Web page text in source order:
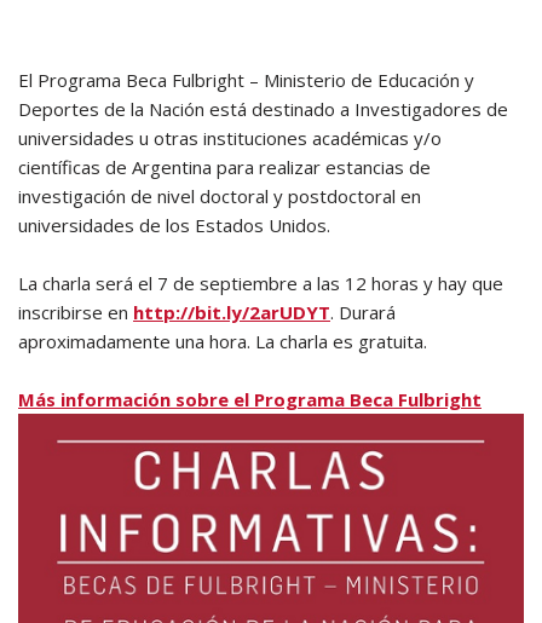
El Programa Beca Fulbright – Ministerio de Educación y
Deportes de la Nación está destinado a Investigadores de
universidades u otras instituciones académicas y/o
científicas de Argentina para realizar estancias de
investigación de nivel doctoral y postdoctoral en
universidades de los Estados Unidos.
La charla será el 7 de septiembre a las 12 horas y hay que
inscribirse en http://bit.ly/2arUDYT. Durará
aproximadamente una hora. La charla es gratuita.
Más información sobre el Programa Beca Fulbright